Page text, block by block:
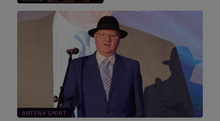
ANTENA SPORT